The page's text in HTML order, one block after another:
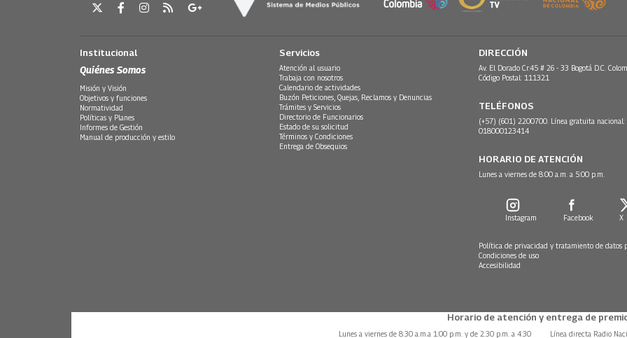
Institucional
Quiénes Somos
Misión y Visión
Objetivos y funciones
Normatividad
Políticas y Planes
Informes de Gestión
Manual de producción y estilo
Servicios
Atención al usuario
Trabaja con nosotros
Calendario de actividades
Buzón Peticiones, Quejas, Reclamos y Denuncias
Trámites y Servicios
Directorio de Funcionarios
Estado de su solicitud
Términos y Condiciones
Entrega de Obsequios
DIRECCIÓN
Av. El Dorado Cr.45 # 26 - 33 Bogotá D.C.
Código Postal: 111321
TELÉFONOS
(+57) (601) 2200700. Línea gratuita nacional:
018000123414
HORARIO DE ATENCIÓN
Lunes a viernes de 8:00 a.m. a 5:00 p.m.
Instagram Facebook X
Política de privacidad y tratamiento de datos
Condiciones de uso
Accesibilidad
Horario de atención y entrega de
Lunes a viernes de 8:30 a.m.a 1:00 p.m. y de 2:30 p.m. a 4:30 Línea directa Radio